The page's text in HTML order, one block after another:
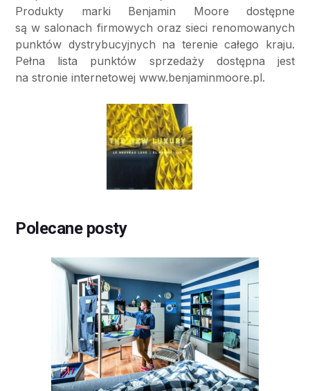
Produkty marki Benjamin Moore dostępne
są w salonach firmowych oraz sieci renomowanych
punktów dystrybucyjnych na terenie całego kraju.
Pełna lista punktów sprzedaży dostępna jest
na stronie internetowej www.benjaminmoore.pl.
Polecane posty